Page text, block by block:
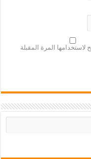
لاستخدامها المرة المقبلة